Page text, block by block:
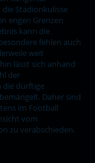
Stadionkulisse
engen Grenzen
kann die
fehlen auch
weit
lässt sich anhand
der
die dürftige
Daher sind
im Football
vom
zu verabschieden.